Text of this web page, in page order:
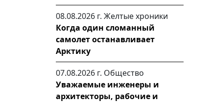
08.08.2026 г. Желтые хроники
Когда один сломанный
самолет останавливает
Арктику
07.08.2026 г. Общество
Уважаемые инженеры и
архитекторы, рабочие и